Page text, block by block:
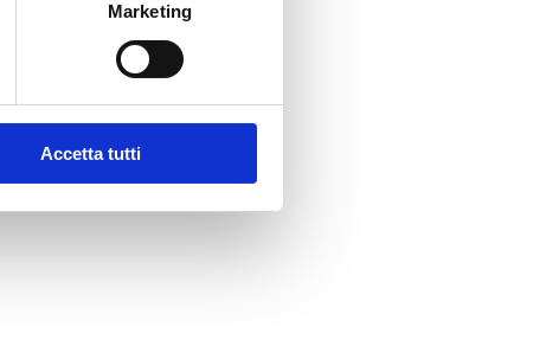
Marketing
Accetta tutti